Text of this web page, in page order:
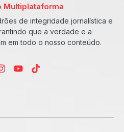
Multiplataforma
de integridade jornalística e
que a verdade e a
em todo o nosso conteúdo.